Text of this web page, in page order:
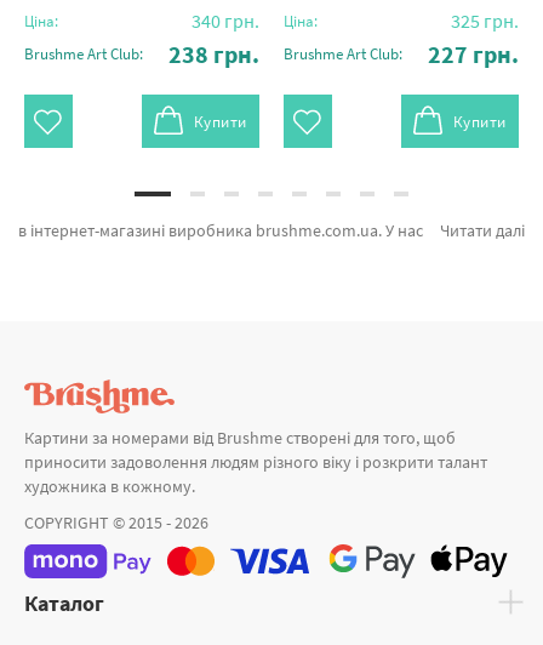
Ціна: 340 грн.
Brushme Art Club: 238 грн.
Купити
Ціна: 325 грн.
Brushme Art Club: 227 грн.
Купити
Читати далі
в інтернет-магазині виробника brushme.com.ua. У нас можна обрати Картина за номерами Поцелуй природы від признаного бренду Brushme який дивує авторським підходом. Будь-який товар з категорії «» має попит у художників. Фенікс в пустелі, Доломітові Альпи © Roksolana Baran и Гірський пейзаж а также широкий вибір найменувань за прийнятними цінами. Придбавши Чехія або картина за номерами орхідеї миттєво доставимо в Запоріжжя або інші районні центри. Дракон або картини за номерами натюрморти, придбайте прямо зараз!
Картини за номерами від Brushme створені для того, щоб
приносити задоволення людям різного віку і розкрити талант
художника в кожному.
COPYRIGHT © 2015 - 2026
Каталог